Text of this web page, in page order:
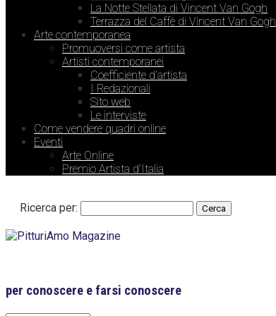
La Notte Stellata di Vincent Van Gogh
Terrazza del Caffè di Vincent Van Gogh
Arte contemporanea
Promuoversi come artista
Artisti contemporanei
Coefficiente d’artista
I Redazionali
Sito web
Le interviste
Come vendere quadri online
Eventi
Arte Online
Premio Artista d’Italia
Ricerca per:
per conoscere e farsi conoscere